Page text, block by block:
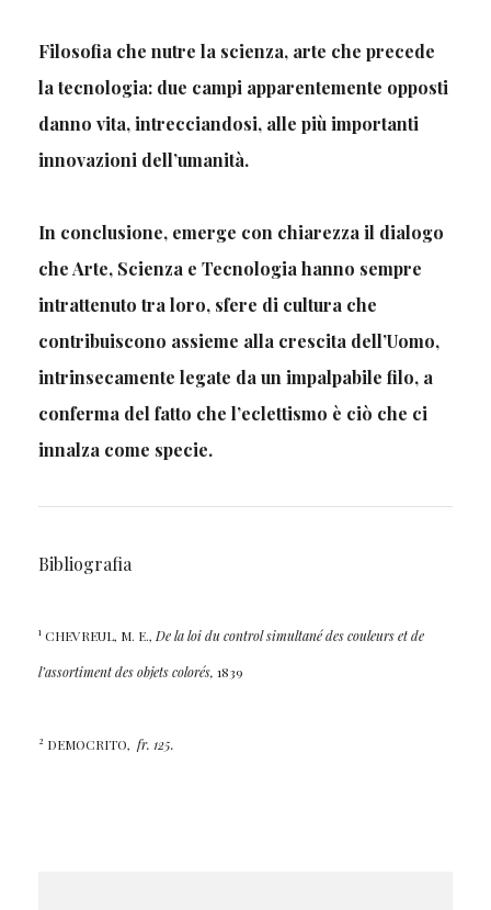
Filosofia che nutre la scienza, arte che precede
la tecnologia: due campi apparentemente opposti
danno vita, intrecciandosi, alle più importanti
innovazioni dell’umanità.
In conclusione, emerge con chiarezza il dialogo
che Arte, Scienza e Tecnologia hanno sempre
intrattenuto tra loro, sfere di cultura che
contribuiscono assieme alla crescita dell’Uomo,
intrinsecamente legate da un impalpabile filo, a
conferma del fatto che l’eclettismo è ciò che ci
innalza come specie.
Bibliografia
1CHEVREUL, M. E., De la loi du control simultané des couleurs et de
l’assortiment des objets colorés, 1839
2 DEMOCRITO, fr. 125.